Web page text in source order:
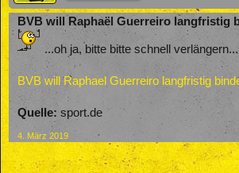
BVB will Raphaël Guerreiro langfristig
...oh ja, bitte bitte schnell verlängern...
BVB will Raphael Guerreiro langfristig
Quelle: sport.de
4. März 2019